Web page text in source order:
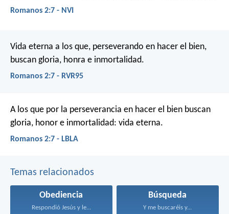
Romanos 2:7 - NVI
Vida eterna a los que, perseverando en hacer el bien,
buscan gloria, honra e inmortalidad.
Romanos 2:7 - RVR95
A los que por la perseverancia en hacer el bien buscan
gloria, honor e inmortalidad: vida eterna.
Romanos 2:7 - LBLA
Temas relacionados
Obediencia
Respondió Jesús y le...
Búsqueda
Y me buscaréis y...